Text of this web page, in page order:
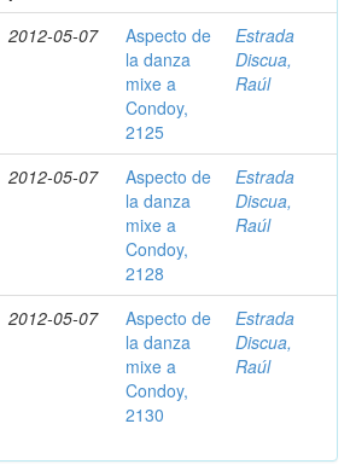
2012-05-07
Aspecto de
la danza
mixe a
Condoy,
2125
Estrada
Discua,
Raúl
2012-05-07
Aspecto de
la danza
mixe a
Condoy,
2128
Estrada
Discua,
Raúl
2012-05-07
Aspecto de
la danza
mixe a
Condoy,
2130
Estrada
Discua,
Raúl